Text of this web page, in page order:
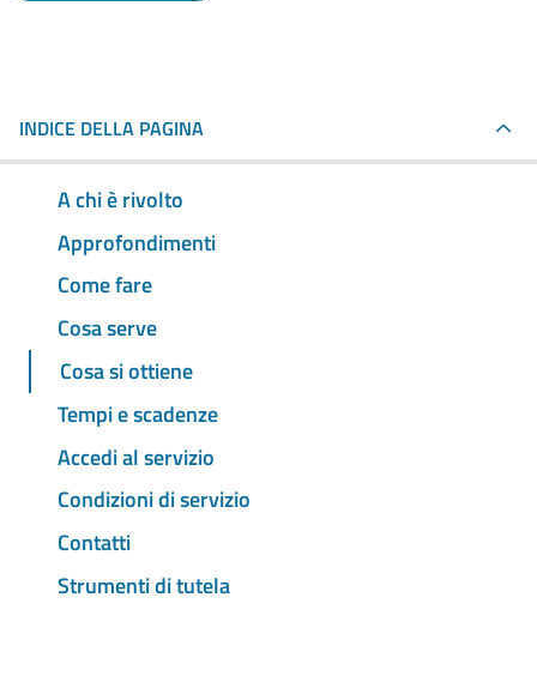
INDICE DELLA PAGINA
A chi è rivolto
Approfondimenti
Come fare
Cosa serve
Cosa si ottiene
Tempi e scadenze
Accedi al servizio
Condizioni di servizio
Contatti
Strumenti di tutela